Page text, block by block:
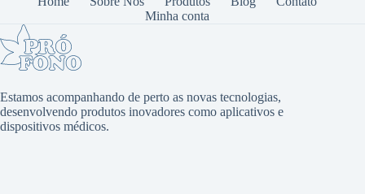
Minha conta
Estamos acompanhando de perto as novas tecnologias,
desenvolvendo produtos inovadores como aplicativos e
dispositivos médicos.